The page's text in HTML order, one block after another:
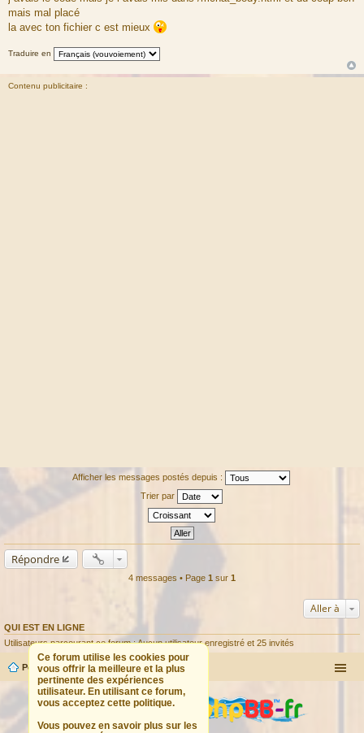
g
e
mais mal placé
la avec ton fichier c est mieux
Traduire en
Contenu publicitaire :
Afficher les messages postés depuis :
Trier par
Répondre
4 messages • Page 1 sur 1
Aller à
QUI EST EN LIGNE
Utilisateurs parcourant ce forum : Aucun utilisateur enregistré et 25 invités
Ce forum utilise les cookies pour
vous offrir la meilleure et la plus
pertinente des expériences
utilisateur. En utilisant ce forum,
vous acceptez cette politique.
Vous pouvez en savoir plus sur les
Portail Forum